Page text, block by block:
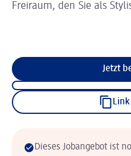
Freiraum, den Sie als
Jetzt
Dieses Jobangebot ist